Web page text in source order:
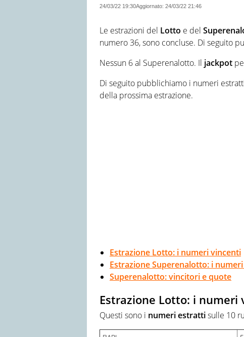
24/03/22 19:30Aggiornato: 24/03/22 21:46
Le estrazioni del Lotto e del
numero 36, sono concluse. Di seguito
Nessun 6 al Superenalotto. Il jackpot
Di seguito pubblichiamo i numeri
della prossima estrazione.
Estrazione Lotto: i numeri vincenti
Estrazione Superenalotto: i
Superenalotto: vincitori e quote
Estrazione Lotto: i numeri
Questi sono i numeriestrattisulle 10